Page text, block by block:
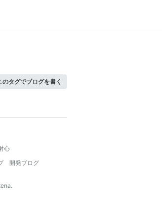
のタグでブログを書く
心
開発ブログ